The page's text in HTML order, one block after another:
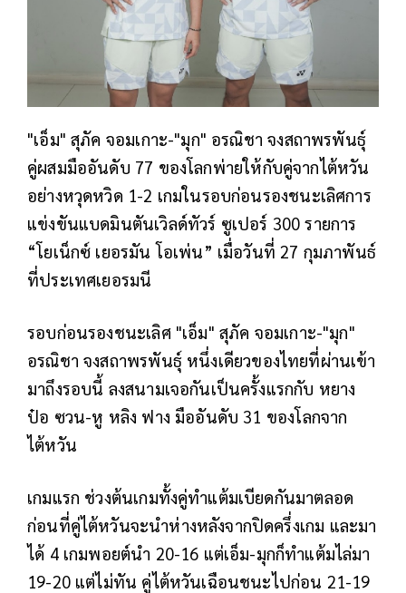
"เอ็ม" สุภัค จอมเกาะ-"มุก" อรณิชา จงสถาพรพันธุ์
คู่ผสมมืออันดับ 77 ของโลกพ่ายให้กับคู่จากไต้หวัน
อย่างหวุดหวิด 1-2 เกมในรอบก่อนรองชนะเลิศการ
แข่งขันแบดมินตันเวิลด์ทัวร์ ซูเปอร์ 300 รายการ
“โยเน็กซ์ เยอรมัน โอเพ่น” เมื่อวันที่ 27 กุมภาพันธ์
ที่ประเทศเยอรมนี
รอบก่อนรองชนะเลิศ "เอ็ม" สุภัค จอมเกาะ-"มุก"
อรณิชา จงสถาพรพันธุ์ หนึ่งเดียวของไทยที่ผ่านเข้า
มาถึงรอบนี้ ลงสนามเจอกันเป็นครั้งแรกกับ หยาง
ป๋อ ซวน-หู หลิง ฟาง มืออันดับ 31 ของโลกจาก
ไต้หวัน
เกมแรก ช่วงต้นเกมทั้งคู่ทำแต้มเบียดกันมาตลอด
ก่อนที่คู่ไต้หวันจะนำห่างหลังจากปิดครึ่งเกม และมา
ได้ 4 เกมพอยต์นำ 20-16 แต่เอ็ม-มุกก็ทำแต้มไล่มา
19-20 แต่ไม่ทัน คู่ไต้หวันเฉือนชนะไปก่อน 21-19